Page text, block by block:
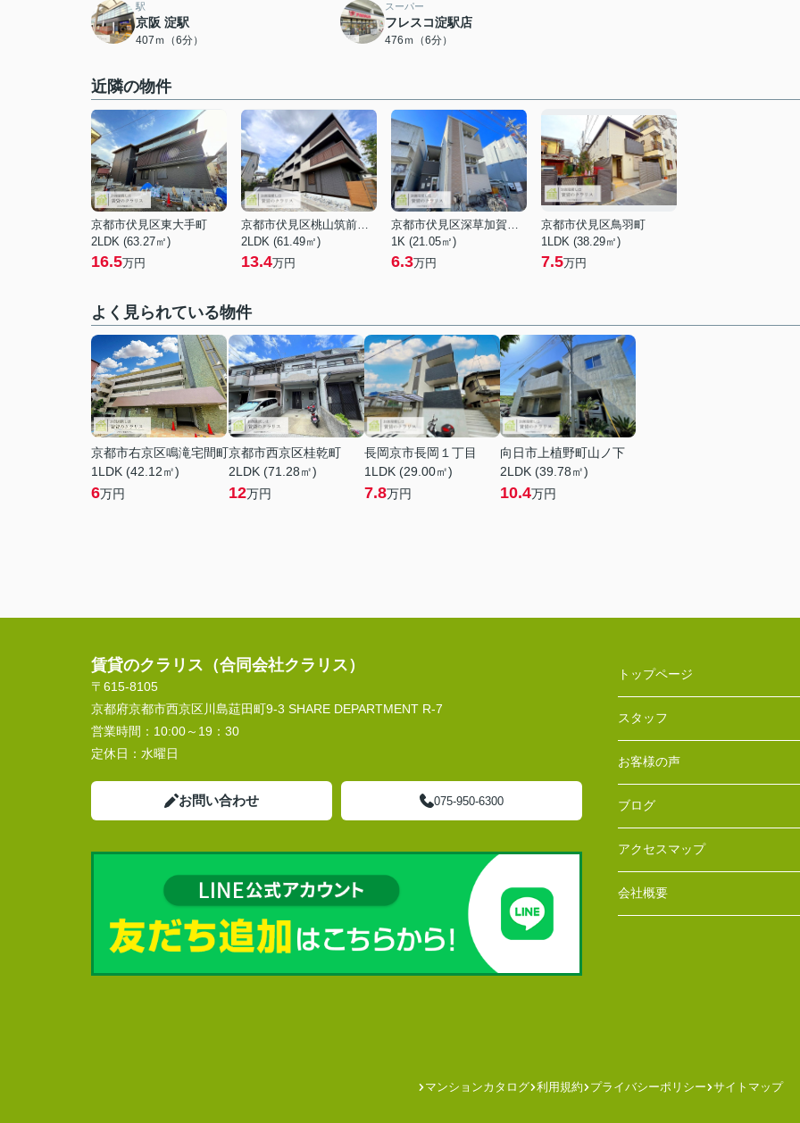
駅
京阪 淀駅
407ｍ（6分）
スーパー
フレスコ淀駅店
476ｍ（6分）
近隣の物件
京都市伏見区東大手町
2LDK (63.27㎡)
16.5万円
京都市伏見区桃山筑前台町
2LDK (61.49㎡)
13.4万円
京都市伏見区深草加賀屋敷町
1K (21.05㎡)
6.3万円
京都市伏見区鳥羽町
1LDK (38.29㎡)
7.5万円
よく見られている物件
京都市右京区鳴滝宅間町
1LDK (42.12㎡)
6万円
京都市西京区桂乾町
2LDK (71.28㎡)
12万円
長岡京市長岡１丁目
1LDK (29.00㎡)
7.8万円
向日市上植野町山ノ下
2LDK (39.78㎡)
10.4万円
賃貸のクラリス（合同会社クラリス）
〒615-8105
京都府京都市西京区川島莚田町9-3 SHARE DEPARTMENT R-7
営業時間： 10:00～19：30
定休日： 水曜日
お問い合わせ 075-950-6300
トップページ
スタッフ
お客様の声
ブログ
アクセスマップ
会社概要
マンションカタログ 利用規約 プライバシーポリシー サイトマップ